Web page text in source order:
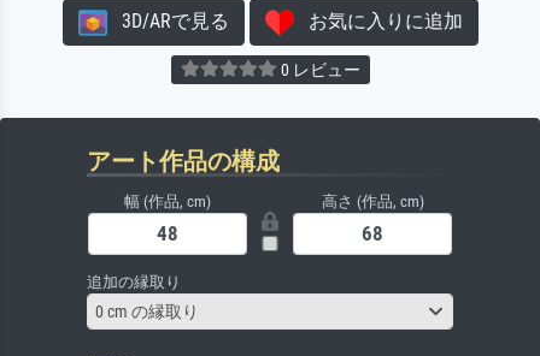
3D/ARで見る お気に入りに追加
0 レビュー
アート作品の構成
幅 (作品, cm) 高さ (作品, cm)
追加の縁取り
0 cm の縁取り